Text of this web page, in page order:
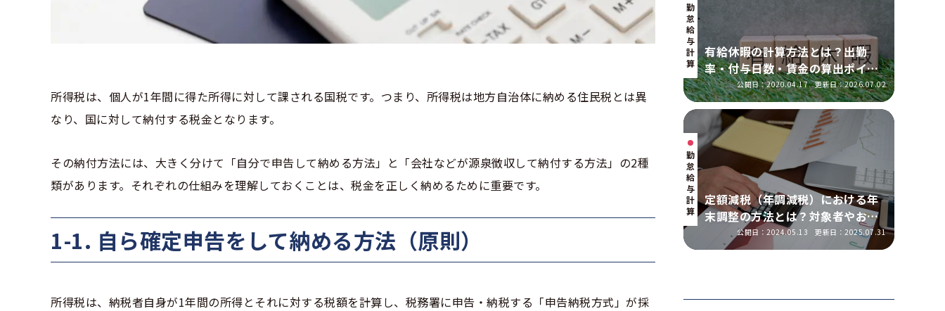
所得税は、個人が1年間に得た所得に対して課される国税です。つまり、所得税は地方自治体に納める住民税とは異
なり、国に対して納付する税金となります。
その納付方法には、大きく分けて「自分で申告して納める方法」と「会社などが源泉徴収して納付する方法」の2種
類があります。それぞれの仕組みを理解しておくことは、税金を正しく納めるために重要です。
1-1. 自ら確定申告をして納める方法（原則）
所得税は、納税者自身が1年間の所得とそれに対する税額を計算し、税務署に申告・納税する「申告納税方式」が採
勤
怠・
給
与
計
算
有給休暇の計算方法とは？出勤
率・付与日数・賃金の算出ポイン
トを実務に即して解説
公開日：2020.04.17 更新日：2026.07.02
勤
怠・
給
与
計
算
定額減税（年調減税）における年
末調整の方法とは？対象者やおこ
なう手順を解説
公開日：2024.05.13 更新日：2025.07.31